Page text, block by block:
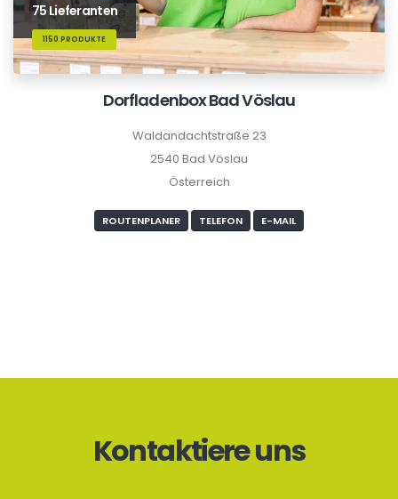
75 Lieferanten
1150 PRODUKTE
Dorfladenbox Bad Vöslau
Waldandachtstraße 23
2540 Bad Vöslau
Österreich
ROUTENPLANER TELEFON E-MAIL
Kontaktiere uns